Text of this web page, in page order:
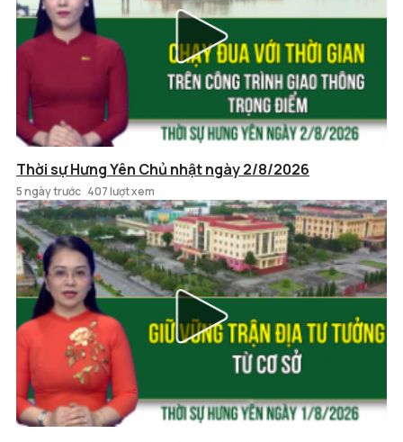
Thời sự Hưng Yên Chủ nhật ngày 2/8/2026
5 ngày trước 407 lượt xem